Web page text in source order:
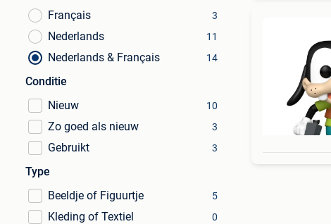
Français
3
Nederlands 11
Nederlands & Français 14
Conditie
Nieuw
10
Zo goed als nieuw 3
Gebruikt 3
Type
Beeldje of Figuurtje
5
Kleding of Textiel 0